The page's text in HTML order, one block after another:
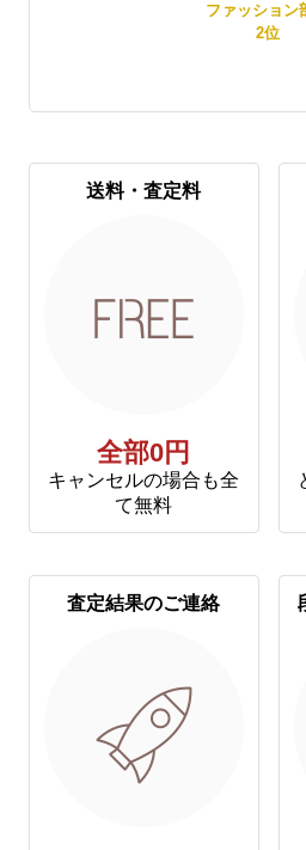
ファッション
2位
送料・査定料
全部0円
キャンセルの場合も全
て無料
査定結果のご連絡